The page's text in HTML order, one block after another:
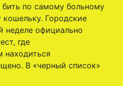
по самому больному
Городские
неделе официально
где
находиться
В «черный список»